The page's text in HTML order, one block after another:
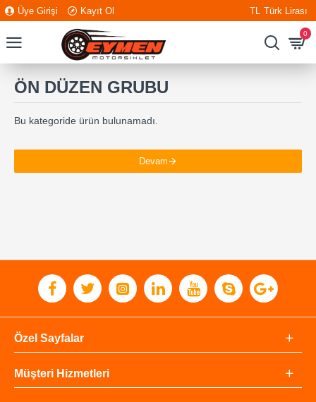
Üye Girişi Kayıt Ol TL Türk Lirası
0
ÖN DÜZEN GRUBU
Bu kategoride ürün bulunamadı.
Devam
Özel Sayfalar
Müşteri Hizmetleri